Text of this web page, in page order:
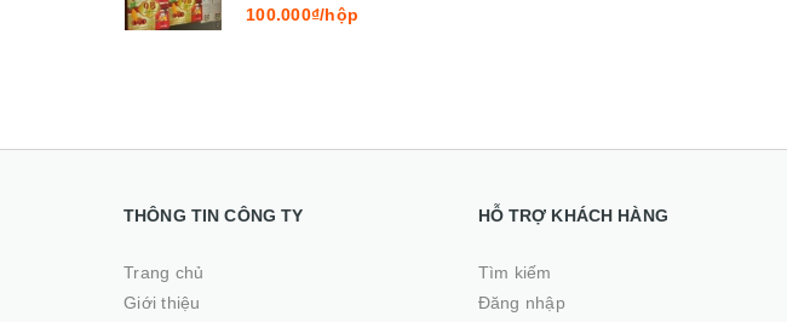
100.000₫/hộp
THÔNG TIN CÔNG TY
Trang chủ
Giới thiệu
HỖ TRỢ KHÁCH HÀNG
Tìm kiếm
Đăng nhập